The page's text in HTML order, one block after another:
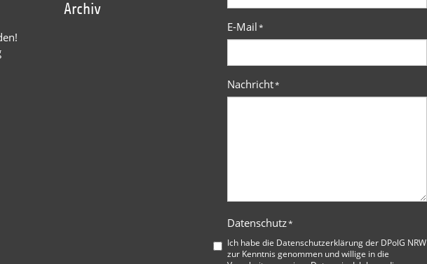
Archiv
E-Mail*
Nachricht*
Datenschutz*
Ich habe die Datenschutzerklärung der DPolG NRW
zur Kenntnis genommen und willige in die